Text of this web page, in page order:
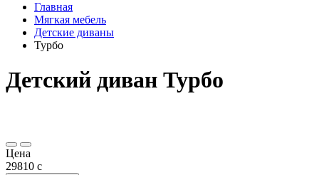
Главная
Мягкая мебель
Детские диваны
Турбо
Детский диван Турбо
Цена
29810 c